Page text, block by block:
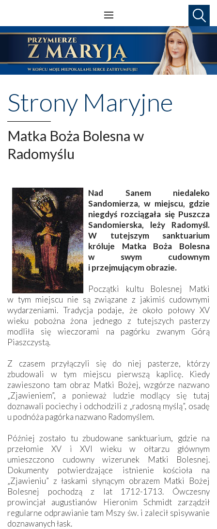
Strony Maryjne
Matka Boża Bolesna w
Radomyślu
Nad Sanem niedaleko
Sandomierza, w miejscu, gdzie
niegdyś rozciągała się Puszcza
Sandomierska, leży Radomyśl.
W tutejszym sanktuarium
króluje Matka Boża Bolesna
w swym cudownym
i przejmującym obrazie.
Początki kultu Bolesnej Matki
w tym miejscu nie są związane z jakimiś cudownymi
wydarzeniami. Tradycja podaje, że około połowy XV
wieku pobożna żona jednego z tutejszych pasterzy
modliła się wieczorami na pagórku zwanym Górą
Piaszczystą.
Z czasem przyłączyli się do niej pasterze, którzy
zbudowali w tym miejscu pierwszą kaplicę. Kiedy
zawieszono tam obraz Matki Bożej, wzgórze nazwano
„Zjawieniem”, a ponieważ ludzie modlący się tutaj
doznawali pociechy i odchodzili z „radosną myślą”, osadę
u podnóża pagórka nazwano Radomyślem.
Później zostało tu zbudowane sanktuarium, gdzie na
przełomie XV i XVI wieku w ołtarzu głównym
umieszczono cudowny wizerunek Matki Bolesnej.
Dokumenty potwierdzające istnienie kościoła na
„Zjawieniu” z łaskami słynącym obrazem Matki Bożej
Bolesnej pochodzą z lat 1712-1713. Ówczesny
prowincjał augustianów Hieronim Schmidt zarządził
regularne odprawianie tam Mszy św. i zalecił spisywanie
doznawanych łask.